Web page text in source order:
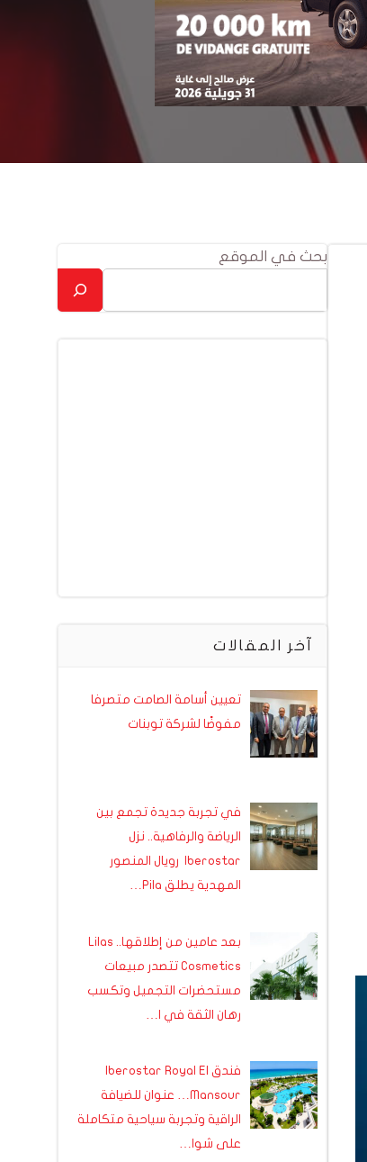
بحث في الموقع
آخر المقالات
تعيين أسامة الصامت متصرفا
مفوضًا لشركة توبنات
في تجربة جديدة تجمع بين
الرياضة والرفاهية.. نزل
Iberostar رويال المنصور
المهدية يطلق Pila…
بعد عامين من إطلاقها.. Lilas
Cosmetics تتصدر مبيعات
مستحضرات التجميل وتكسب
رهان الثقة في ا…
فندق Iberostar Royal El
Mansour… عنوان للضيافة
الراقية وتجربة سياحية متكاملة
على شوا…